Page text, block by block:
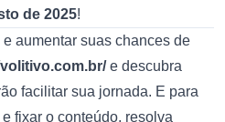
de 2025!
aumentar suas chances de
e descubra
facilitar sua jornada. E para
fixar o conteúdo, resolva